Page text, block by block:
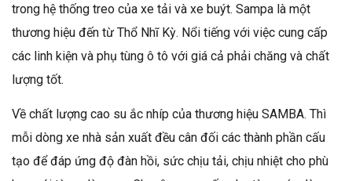
trong hệ thống treo của xe tải và xe buýt. Sampa là một
thương hiệu đến từ Thổ Nhĩ Kỳ. Nổi tiếng với việc cung cấp
các linh kiện và phụ tùng ô tô với giá cả phải chăng và chất
lượng tốt.
Về chất lượng cao su ắc nhíp của thương hiệu SAMBA. Thì
mỗi dòng xe nhà sản xuất đều cân đối các thành phần cấu
tạo để đáp ứng độ đàn hồi, sức chịu tải, chịu nhiệt cho phù